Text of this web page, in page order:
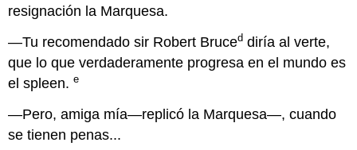
resignación la Marquesa.
—Tu recomendado sir Robert Bruced diría al verte,
que lo que verdaderamente progresa en el mundo es
el spleen.e
—Pero, amiga mía—replicó la Marquesa—, cuando
se tienen penas...